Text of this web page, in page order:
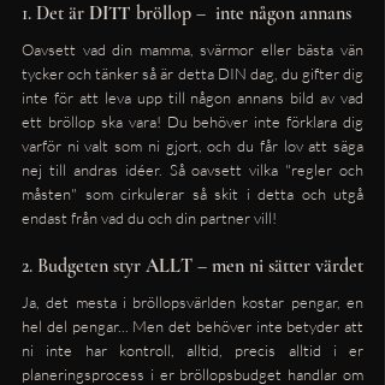
1. Det är DITT bröllop –  inte någon annans
Oavsett vad din mamma, svärmor eller bästa vän
tycker och tänker så är detta DIN dag, du gifter dig
inte för att leva upp till någon annans bild av vad
ett bröllop ska vara! Du behöver inte förklara dig
varför ni valt som ni gjort, och du får lov att säga
nej till andras idéer. Så oavsett vilka "regler och
måsten" som cirkulerar så skit i detta och utgå
endast från vad du och din partner vill!
2. Budgeten styr ALLT – men ni sätter värdet
Ja, det mesta i bröllopsvärlden kostar pengar, en
hel del pengar... Men det behöver inte betyder att
ni inte har kontroll, alltid, precis alltid i er
planeringsprocess i er bröllopsbudget handlar om